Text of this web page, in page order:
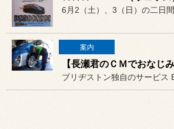
案内